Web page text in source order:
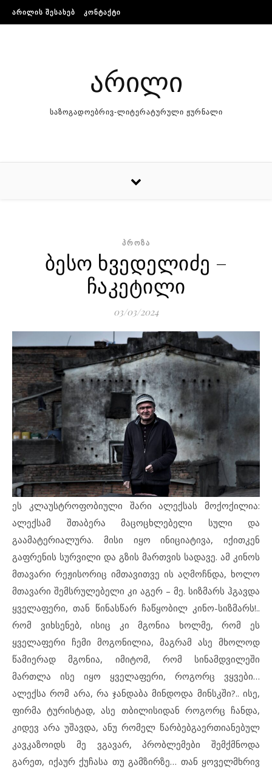
Skip to content
ᲐᲠᲘᲚᲘᲡ ᲨᲔᲡᲐᲮᲔᲑ ᲙᲝᲜᲢᲐᲥᲢᲘ
არილი
საზოგადოებრივ-ლიტერატურული ჟურნალი
ᲞᲠᲝᲖᲐ
ბესო ხვედელიძე –
ჩაკეტილი
03/03/2024
ეს კლაუსტროფობიული შარი ალექსას მოქოქილია:
ალექსამ შთაბერა მაცოცხლებელი სული და
გაამატერიალურა. მისი იყო ინიციატივა, იქითკენ
გაფრენის სურვილი და გზის მართვის სადავე. ამ კინოს
მთავარი რეჟისორიც იმთავითვე ის აღმოჩნდა, ხოლო
მთავარი შემსრულებელი კი აგერ – მე. სიზმარს ჰგავდა
ყველაფერი, თან წინასწარ ჩაწყობილ კინო-სიზმარს!..
რომ ვიხსენებ, ისიც კი მგონია ხოლმე, რომ ეს
ყველაფერი ჩემი მოგონილია, მაგრამ ასე მხოლოდ
წამიერად მგონია, იმიტომ, რომ სინამდვილეში
მართლა ისე იყო ყველაფერი, როგორც ვყვები…
ალექსა რომ არა, რა ჯანდაბა მინდოდა მინსკში?.. ისე,
ფირმა ტურისტად, ასე თბილისიდან როგორც ჩანდა,
კიდევ არა უშავდა, ანუ რომელ წარბებგაერთიანებულ
კავკაზოიდს მე ვგავარ, პრობლემები შემქმნოდა
გარეთ, იქაურ ქუჩასა თუ გამზირზე… თან ყოველმხრივ